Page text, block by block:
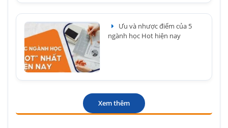
Ưu và nhược điểm của 5
ngành học Hot hiện nay
Xem thêm